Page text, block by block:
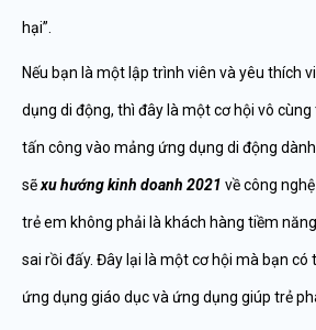
hại”.
Nếu bạn là một lập trình viên và yêu thích
dụng di động, thì đây là một cơ hội vô
tấn công vào mảng ứng dụng di động
sẽxu hướng kinh doanh 2021 về công
trẻ em không phải là khách hàng tiềm
sai rồi đấy. Đây lại là một cơ hội mà bạn có
ứng dụng giáo dục và ứng dụng giúp trẻ